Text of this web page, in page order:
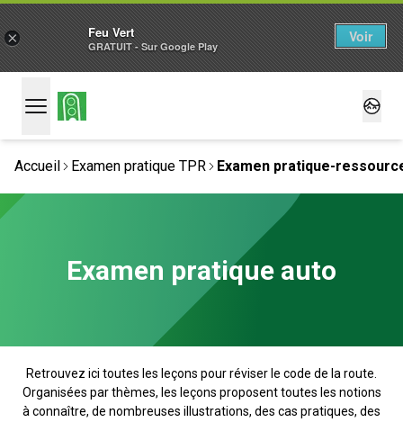
Accueil Examen pratique TPR Examen pratique-
Examen pratique auto
Retrouvez ici toutes les leçons pour réviser le code de la route.
Organisées par thèmes, les leçons proposent toutes les notions
à connaître, de nombreuses illustrations, des cas pratiques, des
× Feu Vert
GRATUIT - Sur Google Play
Voir